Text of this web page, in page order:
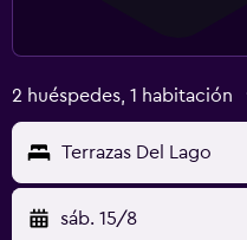
2 huéspedes, 1 habitación
Terrazas Del Lago
sáb. 15/8